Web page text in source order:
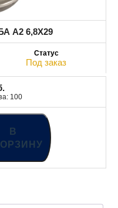
A2 6,8X29
Под заказ
100
В